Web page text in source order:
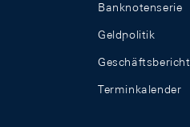
Banknotenserie
Geldpolitik
Geschäftsbericht
Terminkalender